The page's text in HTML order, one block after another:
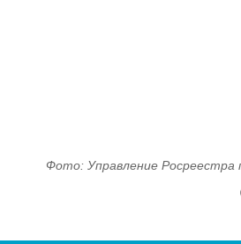
Фото: Управление Росреестра